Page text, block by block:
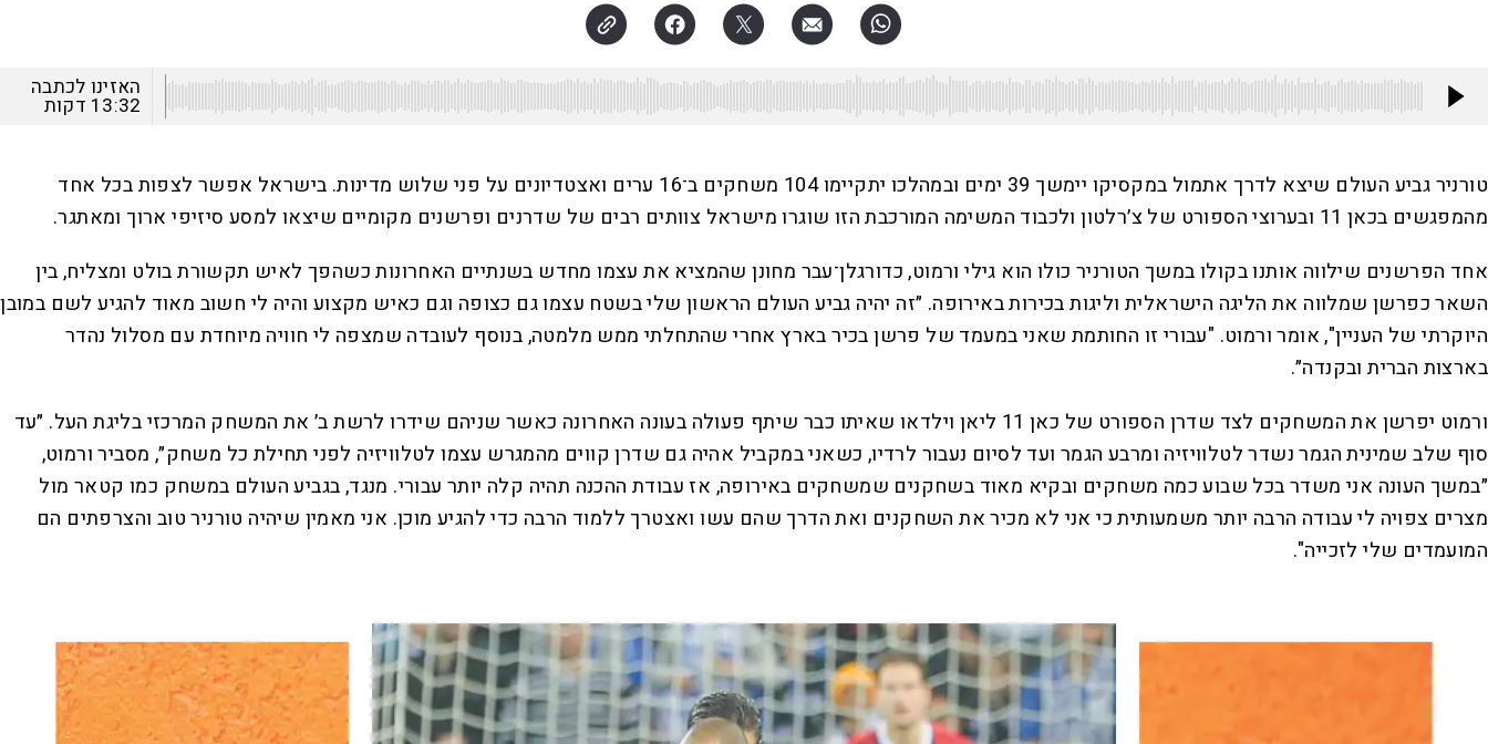
האזינו לכתבה
13:32 דקות
טורניר גביע העולם שיצא לדרך אתמול במקסיקו יימשך 39 ימים ובמהלכו יתקיימו 104 משחקים ב־16 ערים ואצטדיונים על פני שלוש מדינות. בישראל אפשר לצפות בכל אחד
מהמפגשים בכאן 11 ובערוצי הספורט של צ׳רלטון ולכבוד המשימה המורכבת הזו שוגרו מישראל צוותים רבים של שדרנים ופרשנים מקומיים שיצאו למסע סיזיפי ארוך ומאתגר.
אחד הפרשנים שילווה אותנו בקולו במשך הטורניר כולו הוא גילי ורמוט, כדורגלן־עבר מחונן שהמציא את עצמו מחדש בשנתיים האחרונות כשהפך לאיש תקשורת בולט ומצליח, בין
השאר כפרשן שמלווה את הליגה הישראלית וליגות בכירות באירופה. ״זה יהיה גביע העולם הראשון שלי בשטח עצמו גם כצופה וגם כאיש מקצוע והיה לי חשוב מאוד להגיע לשם במובן
היוקרתי של העניין", אומר ורמוט. "עבורי זו החותמת שאני במעמד של פרשן בכיר בארץ אחרי שהתחלתי ממש מלמטה, בנוסף לעובדה שמצפה לי חוויה מיוחדת עם מסלול נהדר
בארצות הברית ובקנדה״.
ורמוט יפרשן את המשחקים לצד שדרן הספורט של כאן 11 ליאן וילדאו שאיתו כבר שיתף פעולה בעונה האחרונה כאשר שניהם שידרו לרשת ב׳ את המשחק המרכזי בליגת העל. ״עד
סוף שלב שמינית הגמר נשדר לטלוויזיה ומרבע הגמר ועד לסיום נעבור לרדיו, כשאני במקביל אהיה גם שדרן קווים מהמגרש עצמו לטלוויזיה לפני תחילת כל משחק״, מסביר ורמוט,
״במשך העונה אני משדר בכל שבוע כמה משחקים ובקיא מאוד בשחקנים שמשחקים באירופה, אז עבודת ההכנה תהיה קלה יותר עבורי. מנגד, בגביע העולם במשחק כמו קטאר מול
מצרים צפויה לי עבודה הרבה יותר משמעותית כי אני לא מכיר את השחקנים ואת הדרך שהם עשו ואצטרך ללמוד הרבה כדי להגיע מוכן. אני מאמין שיהיה טורניר טוב והצרפתים הם
המועמדים שלי לזכייה".